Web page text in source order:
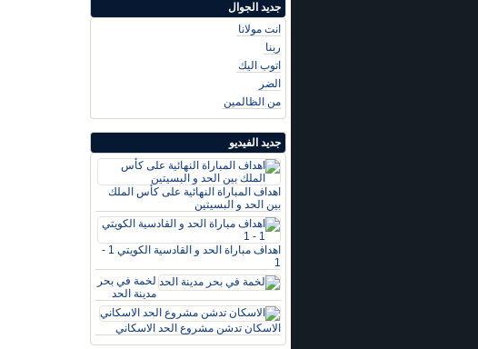
جديد الجوال
انت مولانا
ربنا
اتوب اليك
الضر
من الظالمين
جديد الفيديو
اهداف المباراة النهائية على كأس الملك
بين الحد و البسيتين
اهداف مباراة الحد و القادسية الكويتي 1 -
1
لخمة في بحر
مدينة الحد
الاسكان تدشن مشروع الحد الاسكاني